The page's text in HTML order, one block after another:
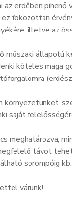
erdőben pihenő
fokozottan
illetve az
műszaki állapotú
köteles maga
környezetünket,
saját
meghatározva,
távot
sorompóig
várunk!